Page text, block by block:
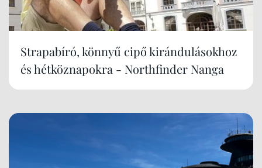
Strapabíró, könnyű cipő kirándulásokhoz
és hétköznapokra - Northfinder Nanga